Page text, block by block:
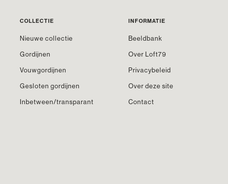
COLLECTIE
Nieuwe collectie
Gordijnen
Vouwgordijnen
Gesloten gordijnen
Inbetween/transparant
INFORMATIE
Beeldbank
Over Loft79
Privacybeleid
Over deze site
Contact